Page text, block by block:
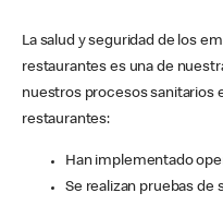
La salud y seguridad de los
restaurantes es una de
nuestros procesos sanitarios
restaurantes:
Han implementado
Se realizan pruebas de